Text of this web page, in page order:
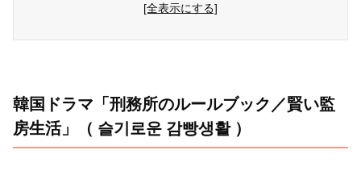
[全表示にする]
韓国ドラマ「刑務所のルールブック／賢い監
房生活」（ 슬기로운 감빵생활 ）